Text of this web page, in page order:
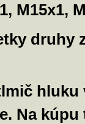
M15x1,
druhy
Na